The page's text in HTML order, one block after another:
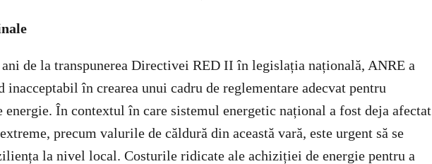
de la transpunerea Directivei RED II în legislația națională, ANRE a
în crearea unui cadru de reglementare adecvat pentru
energie. În contextul în care sistemul energetic național a fost deja afectat
precum valurile de căldură din această vară, este urgent să se
la nivel local. Costurile ridicate ale achiziției de energie pentru a